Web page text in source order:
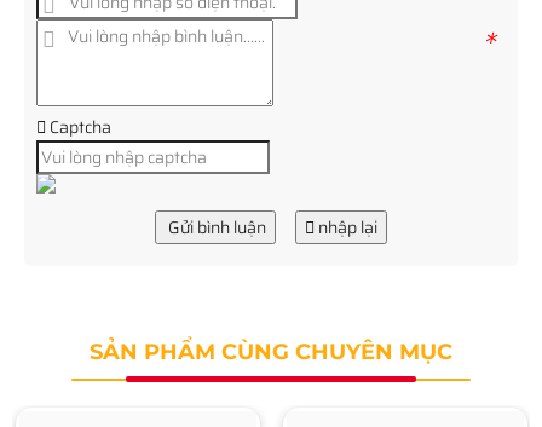
*
Captcha
Gửi bình luận nhập lại
SẢN PHẨM CÙNG CHUYÊN MỤC